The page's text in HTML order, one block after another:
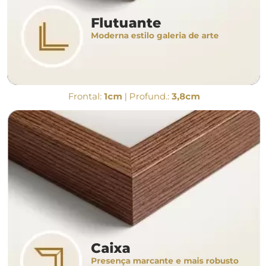
Flutuante
Moderna estilo galeria de arte
Frontal: 1cm | Profund.: 3,8cm
Caixa
Presença marcante e mais robusto